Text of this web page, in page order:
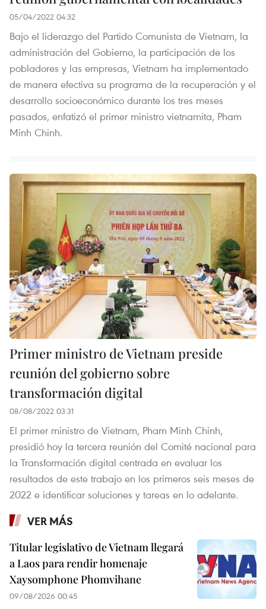
05/04/2022 04:32
Bajo el liderazgo del Partido Comunista de Vietnam, la
administración del Gobierno, la participación de los
pobladores y las empresas, Vietnam ha implementado
de manera efectiva su programa de la recuperación y el
desarrollo socioeconómico durante los tres meses
pasados, enfatizó el primer ministro vietnamita, Pham
Minh Chinh.
Primer ministro de Vietnam preside
reunión del gobierno sobre
transformación digital
08/08/2022 03:31
El primer ministro de Vietnam, Pham Minh Chinh,
presidió hoy la tercera reunión del Comité nacional para
la Transformación digital centrada en evaluar los
resultados de este trabajo en los primeros seis meses de
2022 e identificar soluciones y tareas en lo adelante.
VER MÁS
Titular legislativo de Vietnam llegará
a Laos para rendir homenaje
Xaysomphone Phomvihane
09/08/2026 00:45